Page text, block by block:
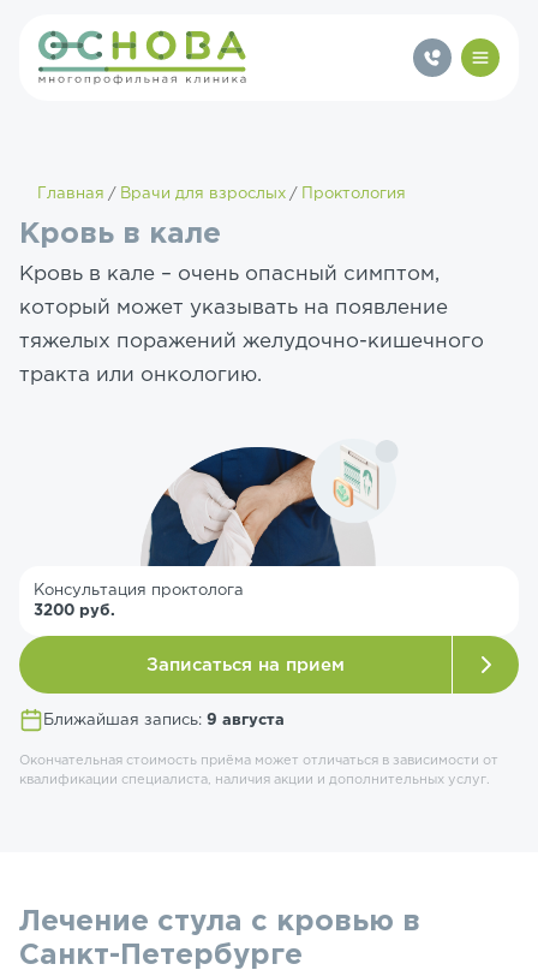
Главная Врачи для взрослых Проктология
Кровь в кале
Кровь в кале – очень опасный симптом,
который может указывать на появление
тяжелых поражений желудочно-кишечного
тракта или онкологию.
Ближайшая запись: 9 августа
Консультация проктолога
3200 руб.
Записаться на прием
Окончательная стоимость приёма может отличаться в зависимости от
квалификации специалиста, наличия акции и дополнительных услуг.
Лечение стула с кровью в
Санкт-Петербурге